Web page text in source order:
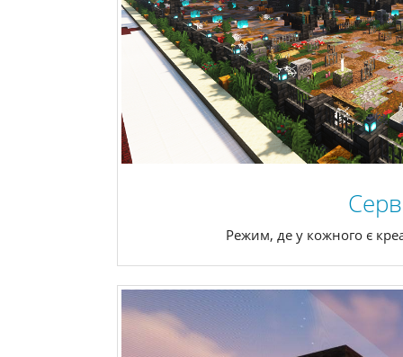
Режим, де у кожного є